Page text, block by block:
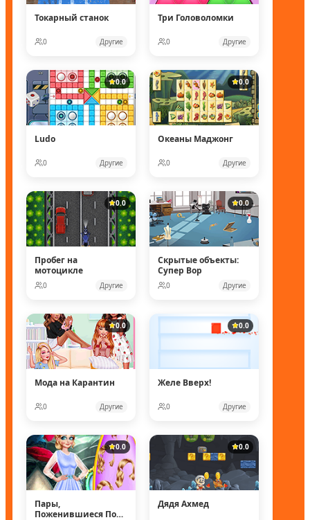
Токарный станок
0 Другие
Три Головоломки
0 Другие
0.0
Ludo
0 Другие
0.0
Океаны Маджонг
0 Другие
0.0
Пробег на
мотоцикле
0 Другие
0.0
Скрытые объекты:
Супер Вор
0 Другие
0.0
Мода на Карантин
0 Другие
0.0
Желе Вверх!
0 Другие
0.0
Пары,
Поженившиеся Под
0.0
Дядя Ахмед